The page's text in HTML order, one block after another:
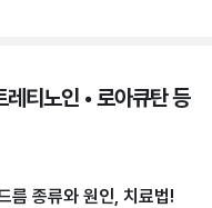
티노인 • 로아큐탄 등
름 종류와 원인, 치료법!